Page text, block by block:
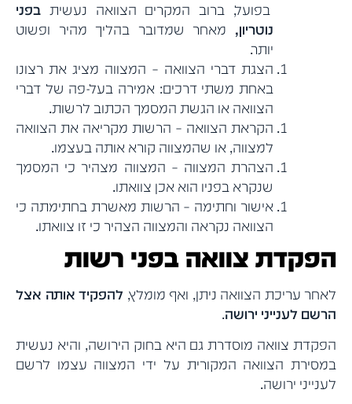
בפועל, ברוב המקרים הצוואה נעשית בפני
נוטריון, מאחר שמדובר בהליך מהיר ופשוט
יותר.
הצגת דברי הצוואה – המצווה מציג את רצונו
באחת משתי דרכים: אמירה בעל-פה של דברי
הצוואה או הגשת המסמך הכתוב לרשות.
הקראת הצוואה – הרשות מקריאה את הצוואה
למצווה, או שהמצווה קורא אותה בעצמו.
הצהרת המצווה – המצווה מצהיר כי המסמך
שנקרא בפניו הוא אכן צוואתו.
אישור וחתימה – הרשות מאשרת בחתימתה כי
הצוואה נקראה והמצווה הצהיר כי זו צוואתו.
הפקדת צוואה בפני רשות
לאחר עריכת הצוואה ניתן, ואף מומלץ, להפקיד אותה אצל
הרשם לענייני ירושה.
הפקדת צוואה מוסדרת גם היא בחוק הירושה, והיא נעשית
במסירת הצוואה המקורית על ידי המצווה עצמו לרשם
לענייני ירושה.